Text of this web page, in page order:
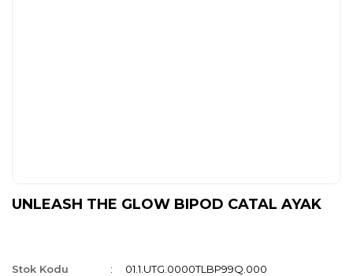
UNLEASH THE GLOW BIPOD CATAL AYAK
Stok Kodu
01.1.UTG.0000TLBP99Q.000